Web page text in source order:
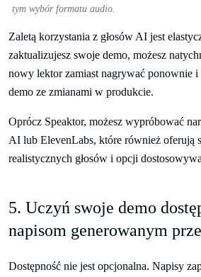
tym wybór formatu audio.
Zaletą korzystania z głosów AI jest
zaktualizujesz swoje demo, możesz
nowy lektor zamiast nagrywać ponownie i
demo ze zmianami w produkcie.
Oprócz Speaktor, możesz wypróbować
AI lub ElevenLabs, które również oferują
realistycznych głosów i opcji
5. Uczyń swoje demo
napisom generowanym
Dostępność nie jest opcjonalna. Napisy